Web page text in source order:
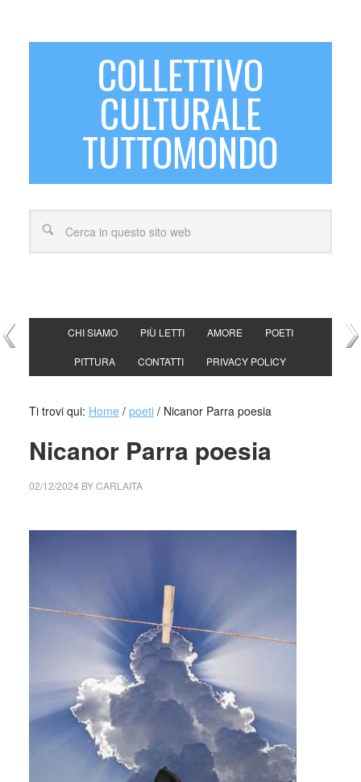
COLLETTIVO
CULTURALE
TUTTOMONDO
CHI SIAMO PIÙ LETTI AMORE POETI
PITTURA CONTATTI PRIVACY POLICY
Ti trovi qui: Home / poeti /Nicanor Parra poesia
Nicanor Parra poesia
02/12/2024 BYCARLAITA